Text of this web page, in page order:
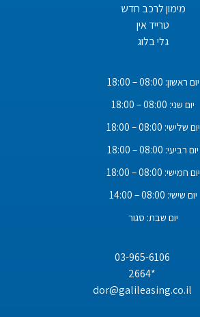
מימון לרכב חדש
טרייד אין
גלי בלוג
יום ראשון: 08:00 – 18:00
יום שני: 08:00 – 18:00
יום שלישי: 08:00 – 18:00
יום רביעי: 08:00 – 18:00
יום חמישי: 08:00 – 18:00
יום שישי: 08:00 – 14:00
יום שבת: סגור
03-965-6106
*2664
dor@galileasing.co.il